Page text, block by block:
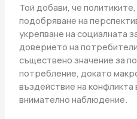
Той добави, че
подобряване на
укрепване на социалната
доверието на
съществено значение за
потребление, докато
въздействие на конфликта
внимателно наблюдение.